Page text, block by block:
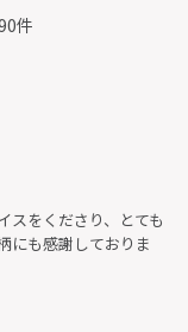
件
スをくださり、とても
にも感謝しておりま